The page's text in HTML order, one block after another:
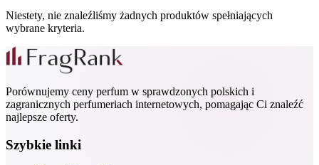
Niestety, nie znaleźliśmy żadnych produktów spełniających
wybrane kryteria.
Porównujemy ceny perfum w sprawdzonych polskich i
zagranicznych perfumeriach internetowych, pomagając Ci znaleźć
najlepsze oferty.
Szybkie linki